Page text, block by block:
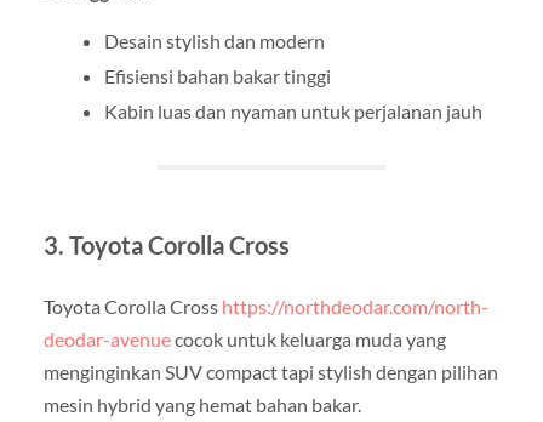
Desain stylish dan modern
Efisiensi bahan bakar tinggi
Kabin luas dan nyaman untuk perjalanan jauh
3. Toyota Corolla Cross
Toyota Corolla Cross https://northdeodar.com/north-
deodar-avenuecocok untuk keluarga muda yang
menginginkan SUV compact tapi stylish dengan pilihan
mesin hybrid yang hemat bahan bakar.